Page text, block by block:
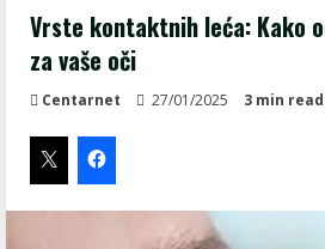
Vrste kontaktnih leća: Kako
za vaše oči
Centarnet 27/01/2025 3 min read